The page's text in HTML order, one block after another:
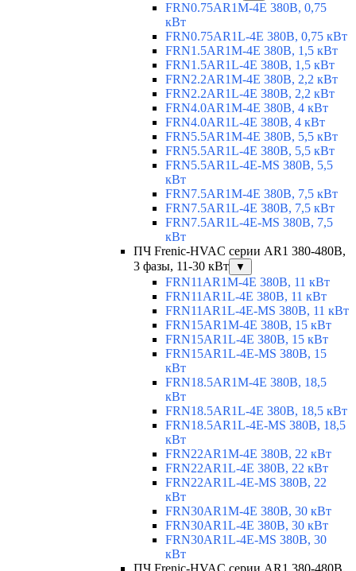
FRN0.75AR1M-4E 380В, 0,75
кВт
FRN0.75AR1L-4E 380В, 0,75 кВт
FRN1.5AR1M-4E 380В, 1,5 кВт
FRN1.5AR1L-4E 380В, 1,5 кВт
FRN2.2AR1M-4E 380В, 2,2 кВт
FRN2.2AR1L-4E 380В, 2,2 кВт
FRN4.0AR1M-4E 380В, 4 кВт
FRN4.0AR1L-4E 380В, 4 кВт
FRN5.5AR1M-4E 380В, 5,5 кВт
FRN5.5AR1L-4E 380В, 5,5 кВт
FRN5.5AR1L-4E-MS 380В, 5,5
кВт
FRN7.5AR1M-4E 380В, 7,5 кВт
FRN7.5AR1L-4E 380В, 7,5 кВт
FRN7.5AR1L-4E-MS 380В, 7,5
кВт
ПЧ Frenic-HVAC серии AR1 380-480В,
3 фазы, 11-30 кВт
▼
FRN11AR1M-4E 380В, 11 кВт
FRN11AR1L-4E 380В, 11 кВт
FRN11AR1L-4E-MS 380В, 11 кВт
FRN15AR1M-4E 380В, 15 кВт
FRN15AR1L-4E 380В, 15 кВт
FRN15AR1L-4E-MS 380В, 15
кВт
FRN18.5AR1M-4E 380В, 18,5
кВт
FRN18.5AR1L-4E 380В, 18,5 кВт
FRN18.5AR1L-4E-MS 380В, 18,5
кВт
FRN22AR1M-4E 380В, 22 кВт
FRN22AR1L-4E 380В, 22 кВт
FRN22AR1L-4E-MS 380В, 22
кВт
FRN30AR1M-4E 380В, 30 кВт
FRN30AR1L-4E 380В, 30 кВт
FRN30AR1L-4E-MS 380В, 30
кВт